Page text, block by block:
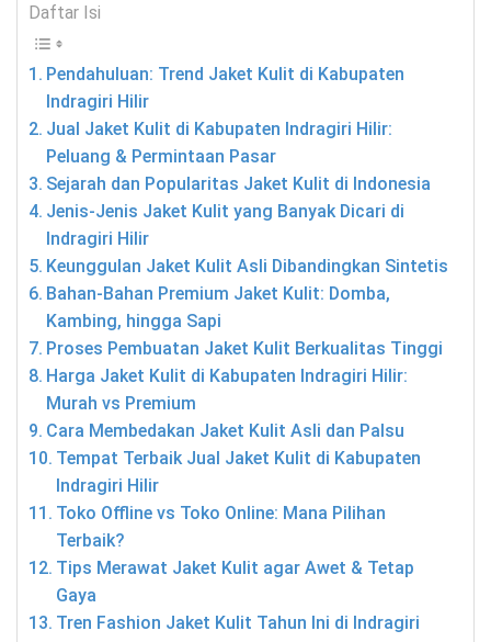
Daftar Isi
Pendahuluan: Trend Jaket Kulit di Kabupaten
Indragiri Hilir
Jual Jaket Kulit di Kabupaten Indragiri Hilir:
Peluang & Permintaan Pasar
Sejarah dan Popularitas Jaket Kulit di Indonesia
Jenis-Jenis Jaket Kulit yang Banyak Dicari di
Indragiri Hilir
Keunggulan Jaket Kulit Asli Dibandingkan Sintetis
Bahan-Bahan Premium Jaket Kulit: Domba,
Kambing, hingga Sapi
Proses Pembuatan Jaket Kulit Berkualitas Tinggi
Harga Jaket Kulit di Kabupaten Indragiri Hilir:
Murah vs Premium
Cara Membedakan Jaket Kulit Asli dan Palsu
Tempat Terbaik Jual Jaket Kulit di Kabupaten
Indragiri Hilir
Toko Offline vs Toko Online: Mana Pilihan
Terbaik?
Tips Merawat Jaket Kulit agar Awet & Tetap
Gaya
Tren Fashion Jaket Kulit Tahun Ini di Indragiri